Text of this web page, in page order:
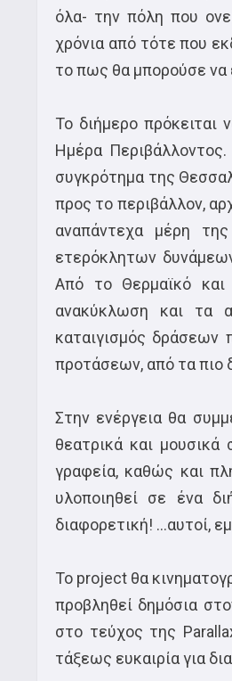
όλα- την πόλη που
χρόνια από τότε που
το πως θα μπορούσε να
Το διήμερο πρόκειται
Ημέρα
συγκρότημα της
προς το περιβάλλον,
αναπάντεχα μέρη
ετερόκλητων
Από το Θερμαϊκό
ανακύκλωση και τα
καταιγισμός δράσεων
προτάσεων, από τα πιο
Στην ενέργεια θα
θεατρικά και μουσικά
γραφεία, καθώς και
υλοποιηθεί σε ένα
διαφορετική! …αυτοί,
Το project θα
προβληθεί δημόσια
στο τεύχος της
τάξεως ευκαιρία για